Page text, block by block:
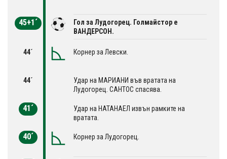
45+1´
Гол за Лудогорец. Голмайстор е
ВАНДЕРСОН.
44´ Корнер за Левски.
44´
Удар на МАРИАНИ във вратата на
Лудогорец. САНТОС спасява.
41´
Удар на НАТАНАЕЛ извън рамките на
вратата.
40´ Корнер за Лудогорец.